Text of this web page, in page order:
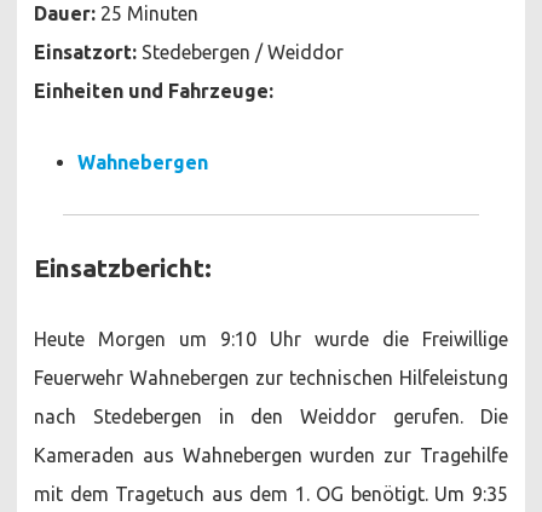
Dauer: 25 Minuten
Einsatzort: Stedebergen / Weiddor
Einheiten und Fahrzeuge:
Wahnebergen
Einsatzbericht:
Heute Morgen um 9:10 Uhr wurde die Freiwillige
Feuerwehr Wahnebergen zur technischen Hilfeleistung
nach Stedebergen in den Weiddor gerufen. Die
Kameraden aus Wahnebergen wurden zur Tragehilfe
mit dem Tragetuch aus dem 1. OG benötigt. Um 9:35